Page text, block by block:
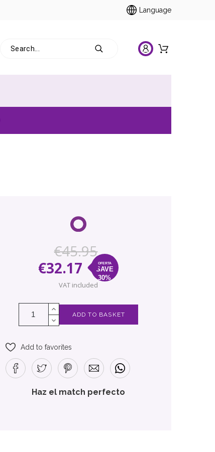
Language
€45.95
€32.17
SAVE
30%
VAT included
ADD TO BASKET
Add to favorites
Haz el match perfecto